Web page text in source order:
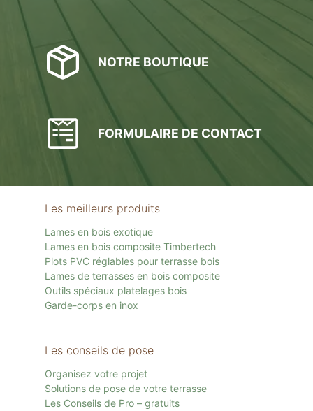
NOTRE BOUTIQUE
FORMULAIRE DE CONTACT
Les meilleurs produits
Lames en bois exotique
Lames en bois composite Timbertech
Plots PVC réglables pour terrasse bois
Lames de terrasses en bois composite
Outils spéciaux platelages bois
Garde-corps en inox
Les conseils de pose
Organisez votre projet
Solutions de pose de votre terrasse
Les Conseils de Pro – gratuits